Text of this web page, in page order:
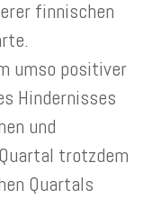
finnischen
umso positiver
Hindernisses
und
trotzdem
Quartals